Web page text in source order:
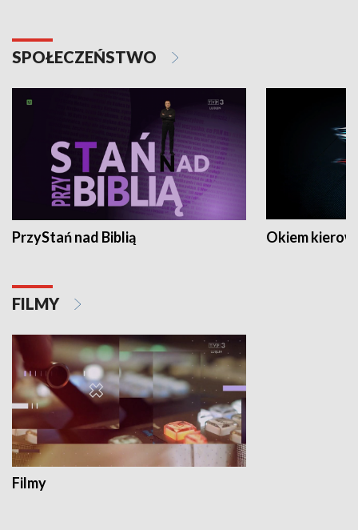
SPOŁECZEŃSTWO
PrzyStań nad Biblią Okiem
FILMY
Filmy